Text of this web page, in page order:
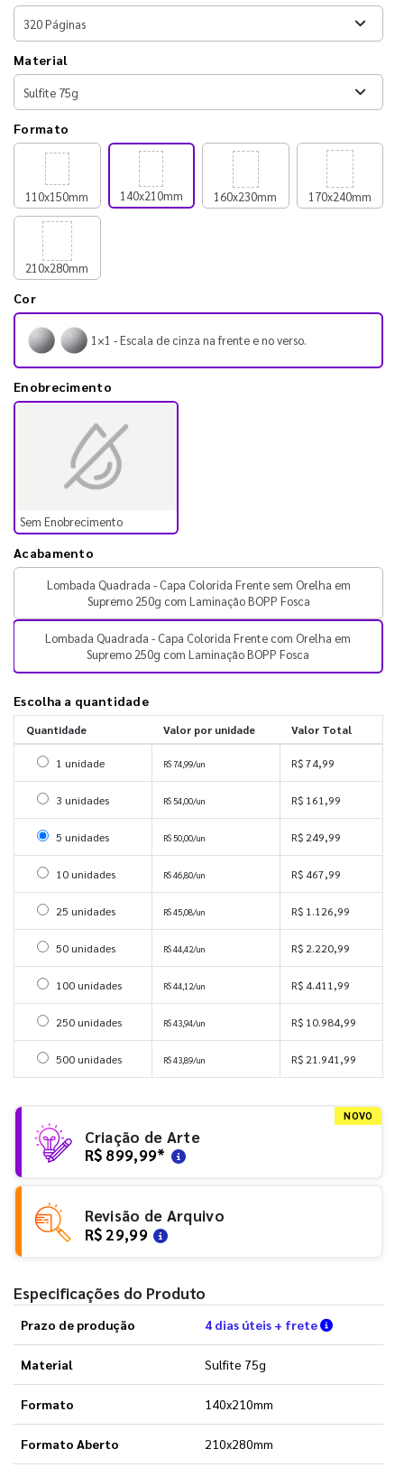
Material
Formato
110x150mm 140x210mm 160x230mm 170x240mm
210x280mm
Cor
1×1 - Escala de cinza na frente e no verso.
Enobrecimento
Sem Enobrecimento
Acabamento
Lombada Quadrada - Capa Colorida Frente sem Orelha em
Supremo 250g com Laminação BOPP Fosca
Lombada Quadrada - Capa Colorida Frente com Orelha em
Supremo 250g com Laminação BOPP Fosca
Escolha a quantidade
Quantidade Valor por unidade Valor Total
Selecionar 1 unidade
1 unidade R$ 74,99/un R$ 74,99
Selecionar 3 unidades
3 unidades R$ 54,00/un R$ 161,99
Selecionar 5 unidades
5 unidades R$ 50,00/un R$ 249,99
Selecionar 10 unidades
10 unidades R$ 46,80/un R$ 467,99
Selecionar 25 unidades
25 unidades R$ 45,08/un R$ 1.126,99
Selecionar 50 unidades
50 unidades R$ 44,42/un R$ 2.220,99
Selecionar 100 unidades
100 unidades R$ 44,12/un R$ 4.411,99
Selecionar 250 unidades
250 unidades R$ 43,94/un R$ 10.984,99
Selecionar 500 unidades
500 unidades R$ 43,89/un R$ 21.941,99
NOVO
Criação de Arte
R$ 899,99*
Revisão de Arquivo
R$ 29,99
Especificações do Produto
Prazo de produção 4 dias úteis + frete Verifique
Material Sulfite 75g
Formato 140x210mm
Formato Aberto 210x280mm